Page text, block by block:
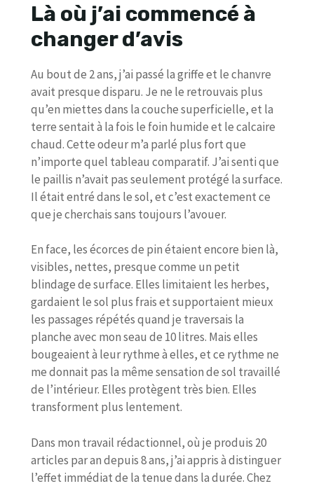
Là où j’ai commencé à
changer d’avis
Au bout de 2 ans, j’ai passé la griffe et le chanvre
avait presque disparu. Je ne le retrouvais plus
qu’en miettes dans la couche superficielle, et la
terre sentait à la fois le foin humide et le calcaire
chaud. Cette odeur m’a parlé plus fort que
n’importe quel tableau comparatif. J’ai senti que
le paillis n’avait pas seulement protégé la surface.
Il était entré dans le sol, et c’est exactement ce
que je cherchais sans toujours l’avouer.
En face, les écorces de pin étaient encore bien là,
visibles, nettes, presque comme un petit
blindage de surface. Elles limitaient les herbes,
gardaient le sol plus frais et supportaient mieux
les passages répétés quand je traversais la
planche avec mon seau de 10 litres. Mais elles
bougeaient à leur rythme à elles, et ce rythme ne
me donnait pas la même sensation de sol travaillé
de l’intérieur. Elles protègent très bien. Elles
transforment plus lentement.
Dans mon travail rédactionnel, où je produis 20
articles par an depuis 8 ans, j’ai appris à distinguer
l’effet immédiat de la tenue dans la durée. Chez